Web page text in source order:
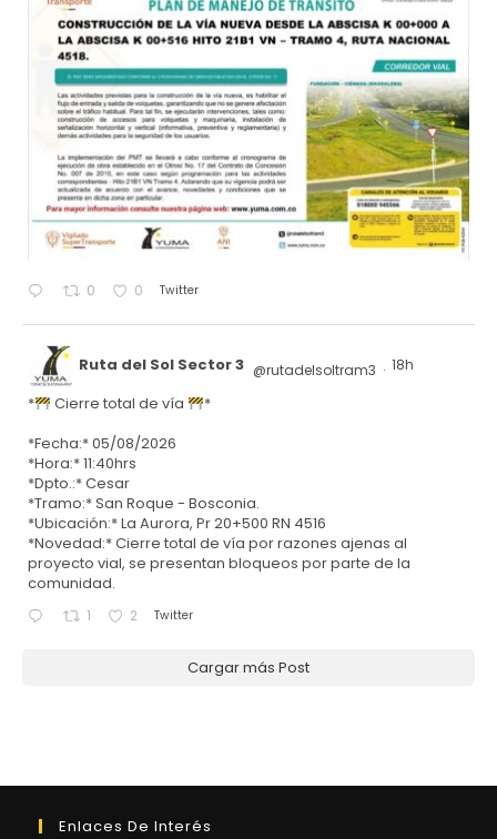
0 0 Twitter
Ruta del Sol Sector 3 @rutadelsoltram3 · 18h
* Cierre total de vía
*
*Fecha:* 05/08/2026
*Hora:* 11:40hrs
*Dpto.:* Cesar
*Tramo:* San Roque - Bosconia.
*Ubicación:* La Aurora, Pr 20+500 RN 4516
*Novedad:* Cierre total de vía por razones ajenas al
proyecto vial, se presentan bloqueos por parte de la
comunidad.
1 2 Twitter
Cargar más Post
Enlaces De Interés